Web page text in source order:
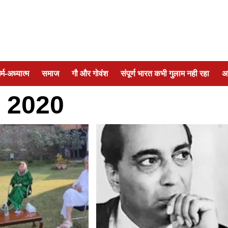
अध्यात्म समाज गौ और गोवंश संपूर्ण भारत कभी गुलाम नही रहा